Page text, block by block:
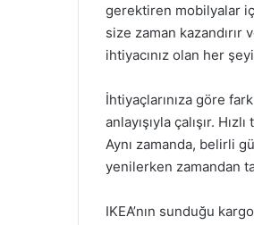
gerektiren mobilyalar
size zaman
ihtiyacınız olan her
İhtiyaçlarınıza göre
anlayışıyla çalışır.
Aynı zamanda, belirli
yenilerken zamandan
IKEA’nın sunduğu